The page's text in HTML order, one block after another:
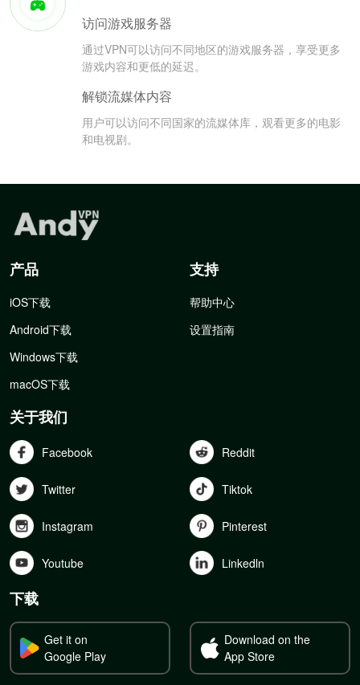
访问游戏服务器
通过VPN可以访问不同地区的游戏服务器，享受更多
游戏内容和更低的延迟。
解锁流媒体内容
用户可以访问不同国家的流媒体库，观看更多的电影
和电视剧。
产品
iOS下载
Android下载
Windows下载
macOS下载
支持
帮助中心
设置指南
关于我们
Facebook Reddit
Twitter Tiktok
Instagram Pinterest
Youtube Linkedln
下载
Get it on
Google Play
Download on the
App Store